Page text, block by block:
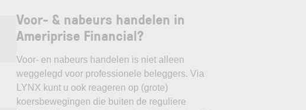
Voor- & nabeurs handelen in
Ameriprise Financial?
Voor- en nabeurs handelen is niet alleen
weggelegd voor professionele beleggers. Via
LYNX kunt u ook reageren op (grote)
koersbewegingen die buiten de reguliere